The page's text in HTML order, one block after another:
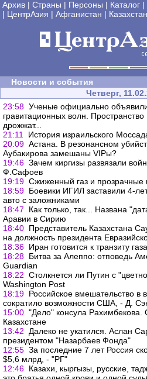
Архив | Страны | Персоны | Каталог |
| ЦентрАзия | Афганистан | Казахстан
Новости и события
Четверг,
23:58 Ученые официально
гравитационных волн.
дрожжат...
21:11
История израильского
20:09 Астана. В резонансном
Аубакирова замешаны VIPы?
19:46 Зачем киргизы развязали
Ф.Сафоев
19:19 Сжиженный газ и
18:59 Боевики ИГИЛ заставили 4-
авто с заложниками
18:47
Как только, так... Названа
Аравии в Сирию
18:40 Представитель Казахстана
на должность президента
18:36 Иран готовится к транзиту
18:28 Битва за Алеппо: отповедь
Guardian
18:22 Столкнется ли Путин с
Washington Post
18:19 Российское вмешательство в
сократило возможности США, - Д.
15:00 "Дело" консула Рахимбекова.
Казахстане
13:42
Далеко не укатился. Аслан
президентом "Назарбаев Фонда"
12:55 За последние 7 лет Россия
$5,6 млрд, - "РГ"
12:46 Казахи, кыргызы, русские,